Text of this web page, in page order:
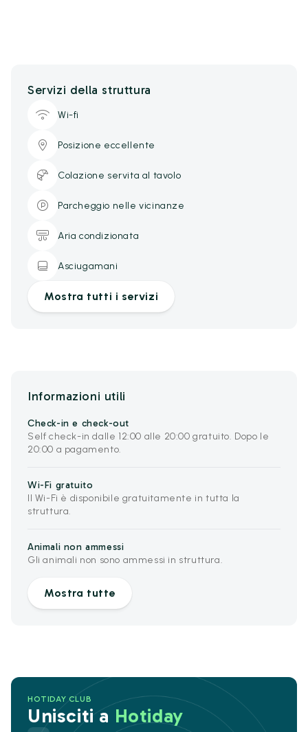
Servizi della struttura
Wi-fi
Posizione eccellente
Colazione servita al tavolo
Parcheggio nelle vicinanze
Aria condizionata
Asciugamani
Mostra tutti i servizi
Informazioni utili
Check-in e check-out
Self check-in dalle 12:00 alle 20:00 gratuito. Dopo le
20:00 a pagamento.
Wi-Fi gratuito
Il Wi-Fi è disponibile gratuitamente in tutta la
struttura.
Animali non ammessi
Gli animali non sono ammessi in struttura.
Mostra tutte
HOTIDAY CLUB
Unisciti a Hotiday